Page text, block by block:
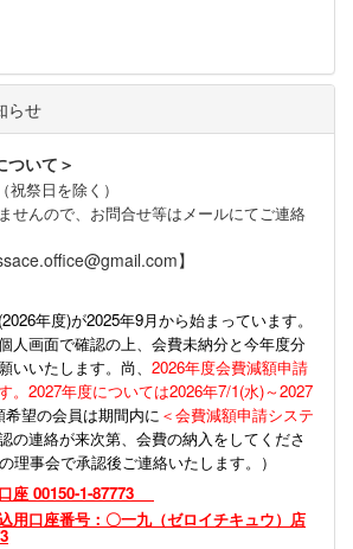
らせ
ついて＞
祝祭日を除く）
せんので、お問合せ等はメールにてご連絡
】
2026年度)が2025年9月から始まっています。
人画面で確認の上、会費未納分と今年度分
いいたします。尚、 2026年度会費減額申請
。2027年度については2026年7/1(水)～2027
希望の会員は期間内に ＜会費減額申請システ
の連絡が来次第、会費の納入をしてくださ
理事会で承認後ご連絡いたします。）
座 00150-1-87773
用口座番号：〇一九（ゼロイチキュウ）店